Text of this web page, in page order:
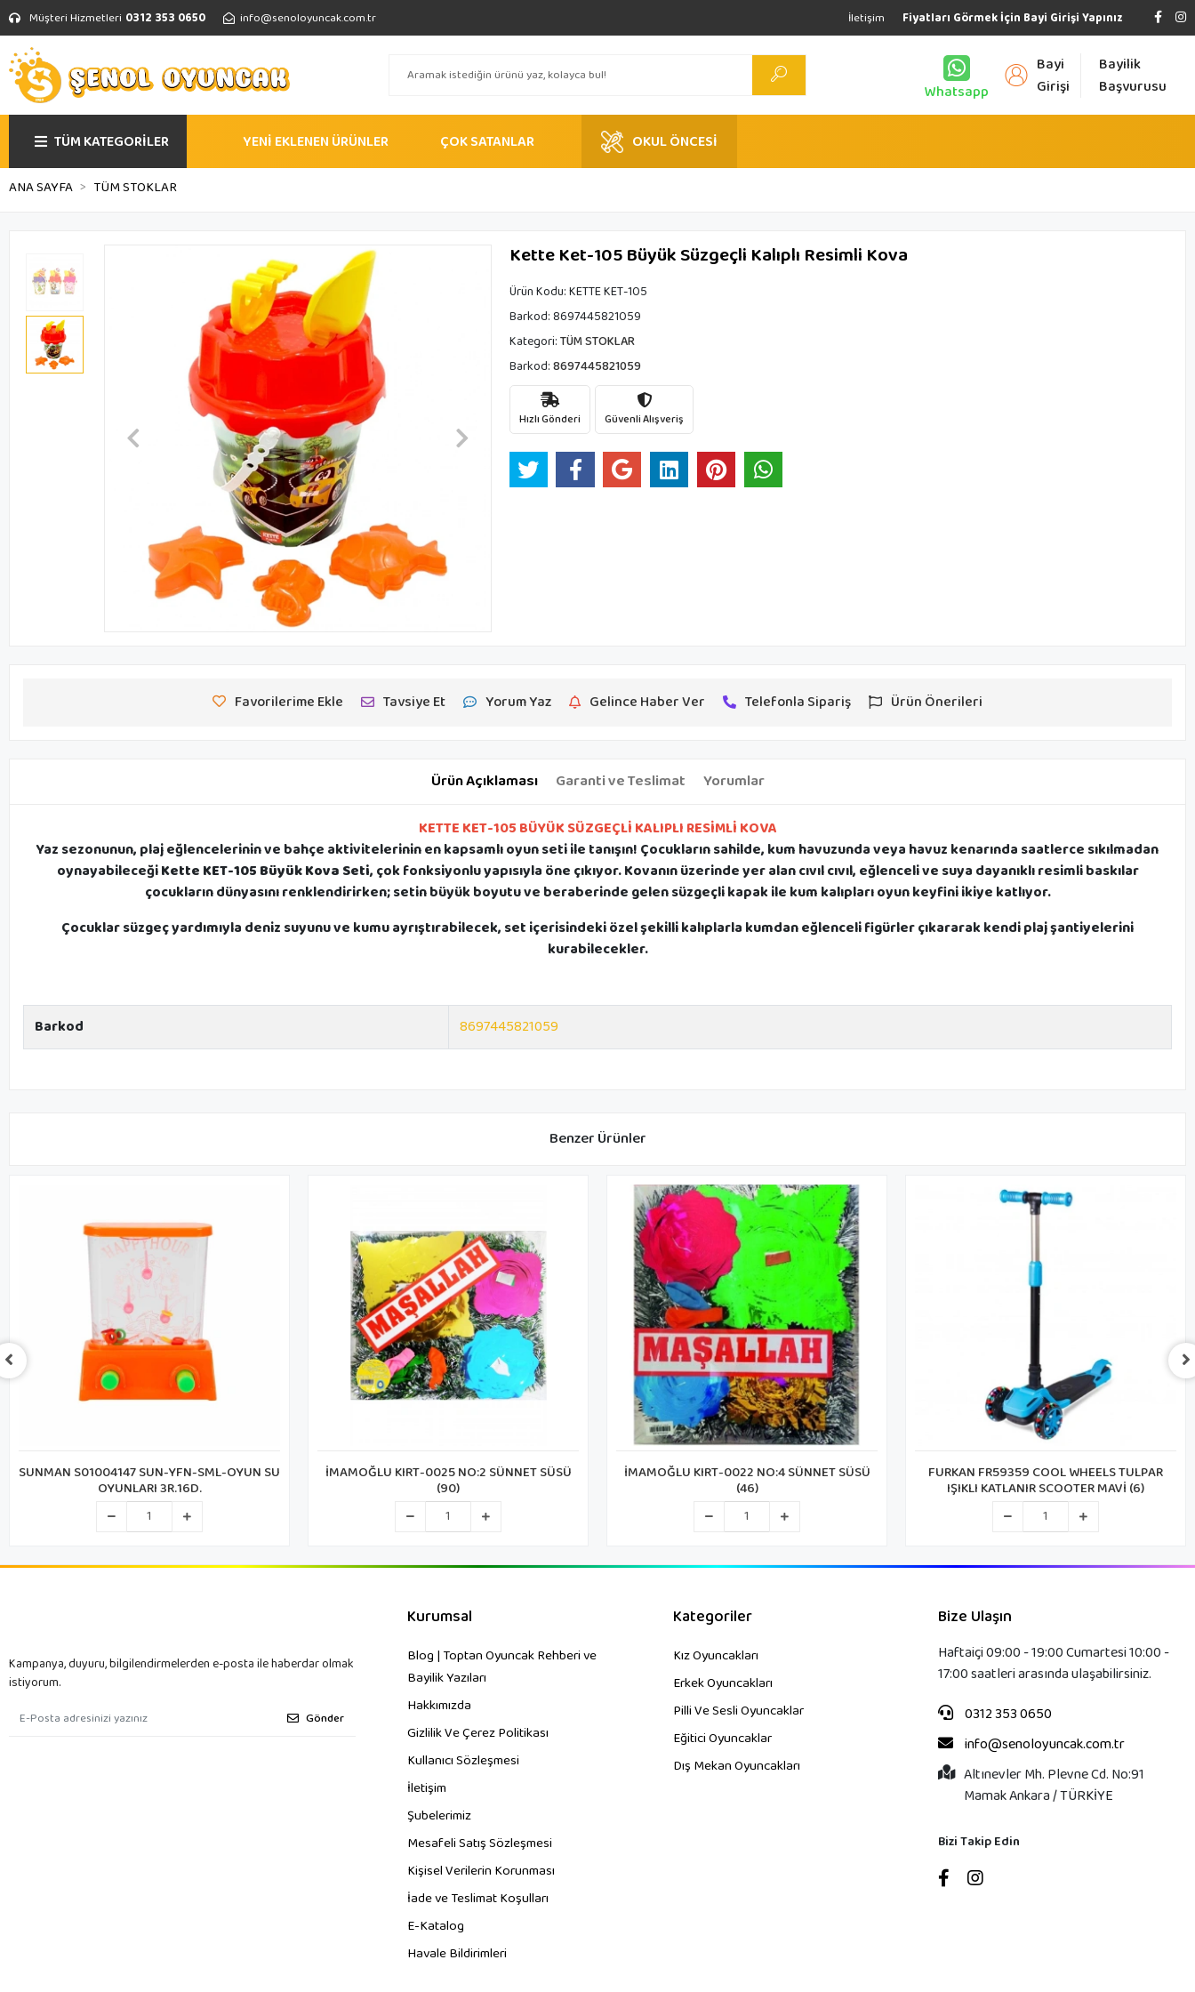
Müşteri Hizmetleri 0312 353 0650 info@senoloyuncak.com.tr Fiyatları Görmek İçin Bayi Girişi Yapınız
İletişim
Whatsapp
Bayi
Girişi
Bayilik
Başvurusu
TÜM KATEGORİLER YENİ EKLENEN ÜRÜNLER ÇOK SATANLAR OKUL ÖNCESİ
ANA SAYFA TÜM STOKLAR
Kette Ket-105 Büyük Süzgeçli Kalıplı Resimli Kova
Ürün Kodu:KETTE KET-105
Barkod:8697445821059
Kategori:TÜM STOKLAR
Barkod:8697445821059
Hızlı Gönderi Güvenli Alışveriş
Favorilerime Ekle Tavsiye Et Yorum Yaz Gelince Haber Ver Telefonla Sipariş Ürün Önerileri
Ürün Açıklaması Garanti ve Teslimat Yorumlar
KETTE KET-105 BÜYÜK SÜZGEÇLİ KALIPLI RESİMLİ KOVA
Yaz sezonunun, plaj eğlencelerinin ve bahçe aktivitelerinin en kapsamlı oyun seti ile tanışın! Çocukların sahilde, kum havuzunda veya havuz kenarında saatlerce sıkılmadan
oynayabileceğiKette KET-105 Büyük Kova Seti, çok fonksiyonlu yapısıyla öne çıkıyor. Kovanın üzerinde yer alan cıvıl cıvıl, eğlenceli ve suya dayanıklı resimli baskılar
çocukların dünyasını renklendirirken; setin büyük boyutu ve beraberinde gelen süzgeçli kapak ile kum kalıpları oyun keyfini ikiye katlıyor.
Çocuklar süzgeç yardımıyla deniz suyunu ve kumu ayrıştırabilecek, set içerisindeki özel şekilli kalıplarla kumdan eğlenceli figürler çıkararak kendi plaj şantiyelerini
kurabilecekler.
Barkod 8697445821059
Benzer Ürünler
SUNMAN S01004147 SUN-YFN-SML-OYUN SU
OYUNLARI 3R.16D.
İMAMOĞLU KIRT-0025 NO:2 SÜNNET SÜSÜ
(90)
İMAMOĞLU KIRT-0022 NO:4 SÜNNET SÜSÜ
(46)
FURKAN FR59359 COOL WHEELS TULPAR
IŞIKLI KATLANIR SCOOTER MAVİ (6)
Kampanya, duyuru, bilgilendirmelerden e-posta ile haberdar olmak
istiyorum.
Gönder
Kurumsal
Blog | Toptan Oyuncak Rehberi ve
Bayilik Yazıları
Hakkımızda
Gizlilik Ve Çerez Politikası
Kullanıcı Sözleşmesi
İletişim
Şubelerimiz
Mesafeli Satış Sözleşmesi
Kişisel Verilerin Korunması
İade ve Teslimat Koşulları
E-Katalog
Havale Bildirimleri
Kategoriler
Kız Oyuncakları
Erkek Oyuncakları
Pilli Ve Sesli Oyuncaklar
Eğitici Oyuncaklar
Dış Mekan Oyuncakları
Bize Ulaşın
Haftaiçi 09:00 - 19:00 Cumartesi 10:00 -
17:00 saatleri arasında ulaşabilirsiniz.
0312 353 0650
info@senoloyuncak.com.tr
Altınevler Mh. Plevne Cd. No:91
Mamak Ankara / TÜRKİYE
Bizi Takip Edin